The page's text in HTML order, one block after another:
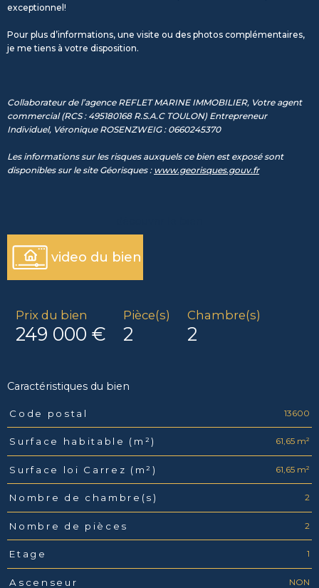
exceptionnel!
Pour plus d’informations, une visite ou des photos complémentaires,
je me tiens à votre disposition.
Collaborateur de l’agence REFLET MARINE IMMOBILIER, Votre agent
commercial (RCS : 495180168 R.S.A.C TOULON) Entrepreneur
Individuel, Véronique ROSENZWEIG : 0660245370
Les informations sur les risques auxquels ce bien est exposé sont
disponibles sur le site Géorisques : www.georisques.gouv.fr
video du bien
Prix du bien
249 000 €
Pièce(s)
2
Chambre(s)
2
Caractéristiques du bien
Caractéristiques Valeurs
Code postal 13600
Surface habitable (m²) 61,65 m²
Surface loi Carrez (m²) 61,65 m²
Nombre de chambre(s) 2
Nombre de pièces 2
Etage 1
Ascenseur NON